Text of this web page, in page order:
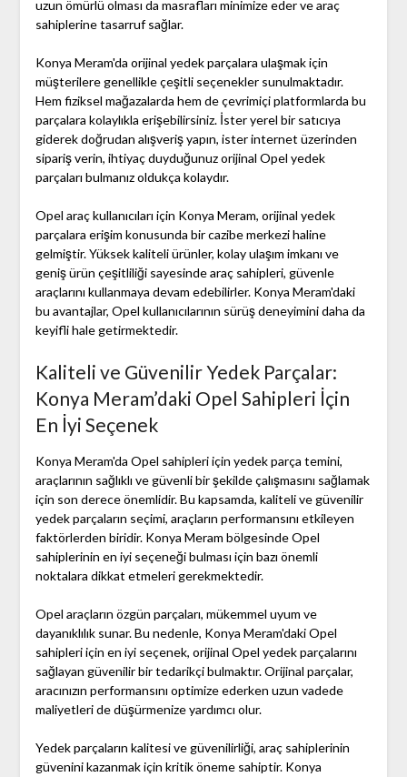
uzun ömürlü olması da masrafları minimize eder ve araç
sahiplerine tasarruf sağlar.
Konya Meram'da orijinal yedek parçalara ulaşmak için
müşterilere genellikle çeşitli seçenekler sunulmaktadır.
Hem fiziksel mağazalarda hem de çevrimiçi platformlarda bu
parçalara kolaylıkla erişebilirsiniz. İster yerel bir satıcıya
giderek doğrudan alışveriş yapın, ister internet üzerinden
sipariş verin, ihtiyaç duyduğunuz orijinal Opel yedek
parçaları bulmanız oldukça kolaydır.
Opel araç kullanıcıları için Konya Meram, orijinal yedek
parçalara erişim konusunda bir cazibe merkezi haline
gelmiştir. Yüksek kaliteli ürünler, kolay ulaşım imkanı ve
geniş ürün çeşitliliği sayesinde araç sahipleri, güvenle
araçlarını kullanmaya devam edebilirler. Konya Meram'daki
bu avantajlar, Opel kullanıcılarının sürüş deneyimini daha da
keyifli hale getirmektedir.
Kaliteli ve Güvenilir Yedek Parçalar:
Konya Meram’daki Opel Sahipleri İçin
En İyi Seçenek
Konya Meram'da Opel sahipleri için yedek parça temini,
araçlarının sağlıklı ve güvenli bir şekilde çalışmasını sağlamak
için son derece önemlidir. Bu kapsamda, kaliteli ve güvenilir
yedek parçaların seçimi, araçların performansını etkileyen
faktörlerden biridir. Konya Meram bölgesinde Opel
sahiplerinin en iyi seçeneği bulması için bazı önemli
noktalara dikkat etmeleri gerekmektedir.
Opel araçların özgün parçaları, mükemmel uyum ve
dayanıklılık sunar. Bu nedenle, Konya Meram'daki Opel
sahipleri için en iyi seçenek, orijinal Opel yedek parçalarını
sağlayan güvenilir bir tedarikçi bulmaktır. Orijinal parçalar,
aracınızın performansını optimize ederken uzun vadede
maliyetleri de düşürmenize yardımcı olur.
Yedek parçaların kalitesi ve güvenilirliği, araç sahiplerinin
güvenini kazanmak için kritik öneme sahiptir. Konya